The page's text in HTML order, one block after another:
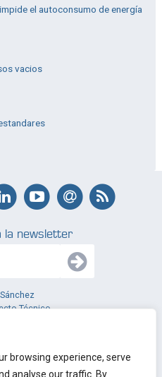
browsing experience, serve
analyse our traffic. By
el autoconsumo de energía
vacios
la newsletter
Técnico
- España